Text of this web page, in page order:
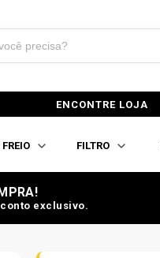
ENCONTRE LOJA
FREIO FILTRO
exclusivo.